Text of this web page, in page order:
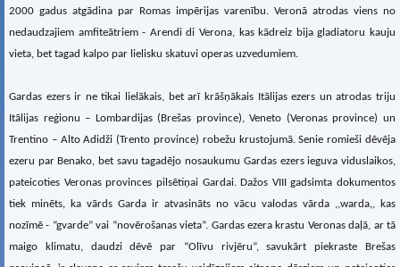
2000 gadus atgādina par Romas impērijas varenību. Veronā atrodas viens no
nedaudzajiem amfiteātriem - Arendi di Verona, kas kādreiz bija gladiatoru kauju
vieta, bet tagad kalpo par lielisku skatuvi operas uzvedumiem.
Gardas ezers ir ne tikai lielākais, bet arī krāšņākais Itālijas ezers un atrodas triju
Itālijas reģionu – Lombardijas (Brešas province), Veneto (Veronas province) un
Trentino – Alto Adidži (Trento province) robežu krustojumā. Senie romieši dēvēja
ezeru par Benako, bet savu tagadējo nosaukumu Gardas ezers ieguva viduslaikos,
pateicoties Veronas provinces pilsētiņai Gardai. Dažos VIII gadsimta dokumentos
tiek minēts, ka vārds Garda ir atvasināts no vācu valodas vārda ,,warda,, kas
nozīmē - “gvarde” vai “novērošanas vieta”. Gardas ezera krastu Veronas daļā, ar tā
maigo klimatu, daudzi dēvē par “Olīvu rivjēru”, savukārt piekraste Brešas